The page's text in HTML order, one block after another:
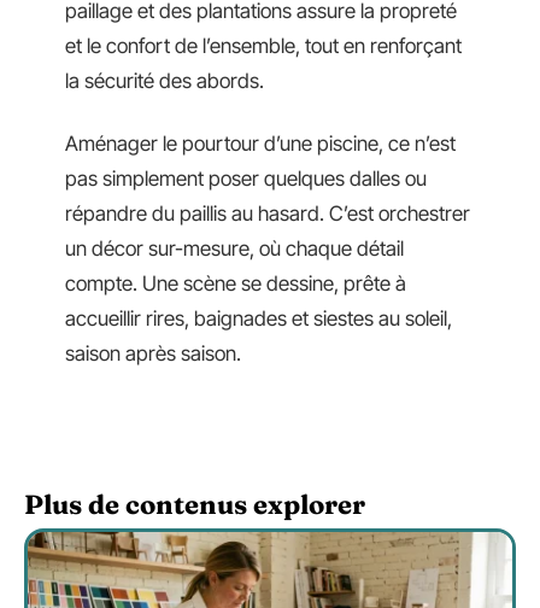
paillage et des plantations assure la propreté
et le confort de l’ensemble, tout en renforçant
la sécurité des abords.
Aménager le pourtour d’une piscine, ce n’est
pas simplement poser quelques dalles ou
répandre du paillis au hasard. C’est orchestrer
un décor sur-mesure, où chaque détail
compte. Une scène se dessine, prête à
accueillir rires, baignades et siestes au soleil,
saison après saison.
Plus de contenus explorer